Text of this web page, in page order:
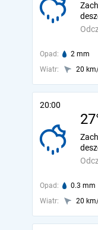
Opad: 2 mm
Wiatr:
20
20:00
Opad: 0.3 mm
Wiatr:
20